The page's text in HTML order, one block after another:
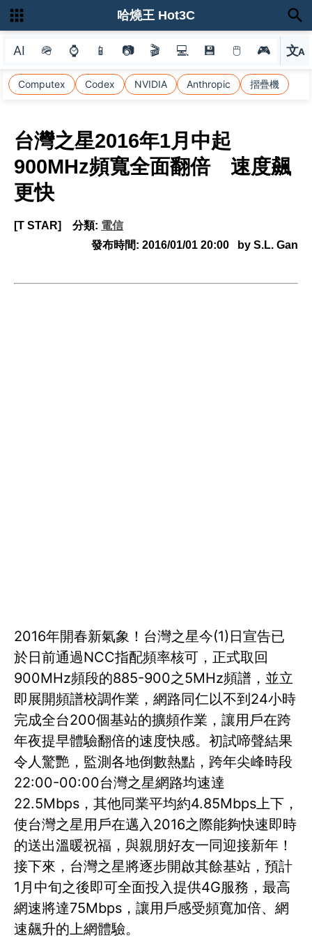
AI 🪖 ⌚ 📱 📷 🎬 💻 💾 🖱 🎮 文A
選
Computex Codex NVIDIA Anthropic 摺疊機
哈燒王 Hot3C
台灣之星2016年1月中起
900MHz頻寬全面翻倍 速度飆
更快
[T STAR] 分類: 電信
發布時間: 2016/01/01 20:00 by S.L. Gan
2016年開春新氣象！台灣之星今(1)日宣告已
於日前通過NCC指配頻率核可，正式取回
900MHz頻段的885-900之5MHz頻譜，並立
即展開頻譜校調作業，網路同仁以不到24小時
完成全台200個基站的擴頻作業，讓用戶在跨
年夜提早體驗翻倍的速度快感。初試啼聲結果
令人驚艷，監測各地倒數熱點，跨年尖峰時段
22:00-00:00台灣之星網路均速達
22.5Mbps，其他同業平均約4.85Mbps上下，
使台灣之星用戶在邁入2016之際能夠快速即時
的送出溫暖祝福，與親朋好友一同迎接新年！
接下來，台灣之星將逐步開啟其餘基站，預計
1月中旬之後即可全面投入提供4G服務，最高
網速將達75Mbps，讓用戶感受頻寬加倍、網
速飆升的上網體驗。